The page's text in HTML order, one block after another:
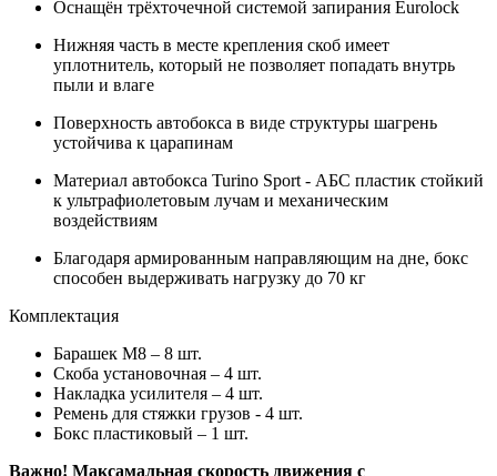
Оснащён трёхточечной системой запирания Eurolock
Нижняя часть в месте крепления скоб имеет
уплотнитель, который не позволяет попадать внутрь
пыли и влаге
Поверхность автобокса в виде структуры шагрень
устойчива к царапинам
Материал автобокса Turino Sport - АБС пластик стойкий
к ультрафиолетовым лучам и механическим
воздействиям
Благодаря армированным направляющим на дне, бокс
способен выдерживать нагрузку до 70 кг
Комплектация
Барашек М8 – 8 шт.
Скоба установочная – 4 шт.
Накладка усилителя – 4 шт.
Ремень для стяжки грузов - 4 шт.
Бокс пластиковый – 1 шт.
Важно! Максамальная скорость движения с